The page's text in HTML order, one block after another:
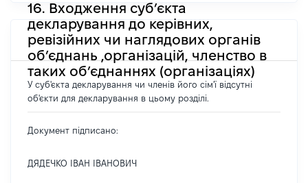
16. Входження суб’єкта
декларування до керівних,
ревізійних чи наглядових органів
об’єднань ,організацій, членство в
таких об’єднаннях (організаціях)
У суб'єкта декларування чи членів його сім'ї відсутні
об'єкти для декларування в цьому розділі.
Документ підписано:
ДЯДЕЧКО ІВАН ІВАНОВИЧ